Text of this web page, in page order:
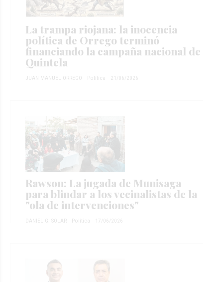
La trampa riojana: la inocencia
política de Orrego terminó
financiando la campaña nacional de
Quintela
JUAN MANUEL ORREGO Política 21/06/2026
Rawson: La jugada de Munisaga
para blindar a los vecinalistas de la
"ola de intervenciones"
DANIEL G. SOLAR Política 17/06/2026